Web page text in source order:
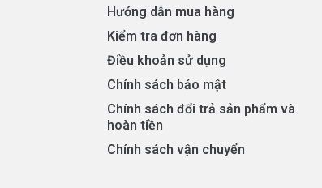
Hướng dẫn mua hàng
Kiểm tra đơn hàng
Điều khoản sử dụng
Chính sách bảo mật
Chính sách đổi trả sản phẩm và
hoàn tiền
Chính sách vận chuyển